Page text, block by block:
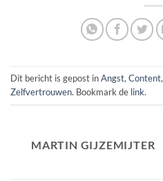
Dit bericht is gepost inAngst, Content,
Zelfvertrouwen. Bookmark de link.
MARTIN GIJZEMIJTER